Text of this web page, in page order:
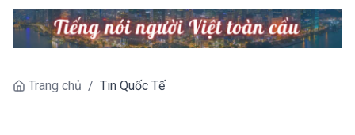
Trang chủ / Tin Quốc Tế